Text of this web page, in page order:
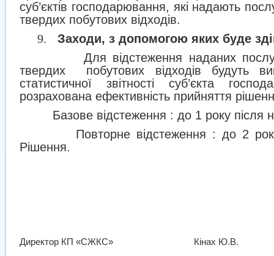
суб’єктів господарювання, які надають
твердих побутових відходів.
9.
Заходи, з допомогою яких буде
Для відстеження наданих
твердих
побутових відходів будуть
статистичної звітності суб’єкта
розрахована ефективність прийняття
Базове відстеження : до 1 року після
Повторне відстеження : до 2
Рішення.
Директор КП «СЖКС» Кінах Ю.В.